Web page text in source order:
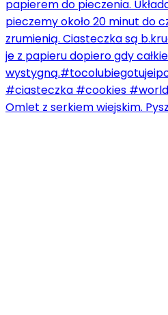
Omlet z serkiem wiejskim.